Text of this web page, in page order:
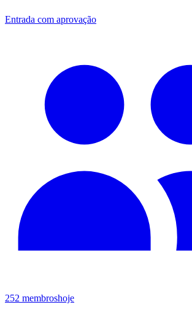
Entrada com aprovação
252 membroshoje